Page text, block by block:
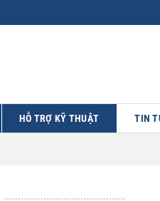
HỖ TRỢ KỸ THUẬT TIN